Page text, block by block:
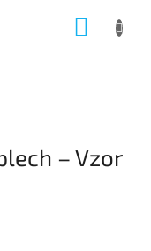
– Vzor